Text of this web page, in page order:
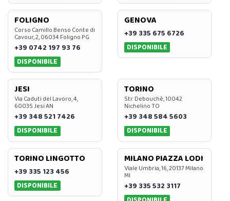
FOLIGNO
Corso Camillo Benso Conte di
Cavour, 2, 06034 Foligno PG
+39 0742 197 93 76
DISPONIBILE
GENOVA
+39 335 675 6726
DISPONIBILE
JESI
Via Caduti del Lavoro, 4,
60035 Jesi AN
+39 348 521 7426
DISPONIBILE
TORINO
Str. Debouchè, 10042
Nichelino TO
+39 348 584 5603
DISPONIBILE
TORINO LINGOTTO
+39 335 123 456
DISPONIBILE
MILANO PIAZZA LODI
Viale Umbria, 16, 20137 Milano
MI
+39 335 532 3117